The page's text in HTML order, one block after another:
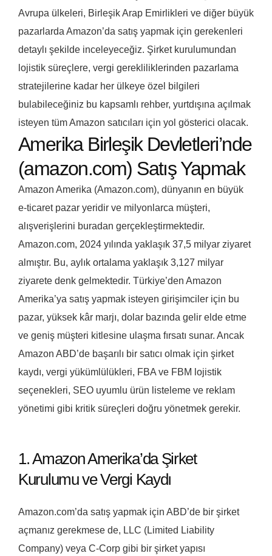
Avrupa ülkeleri, Birleşik Arap Emirlikleri ve diğer büyük
pazarlarda Amazon’da satış yapmak için gerekenleri
detaylı şekilde inceleyeceğiz. Şirket kurulumundan
lojistik süreçlere, vergi gerekliliklerinden pazarlama
stratejilerine kadar her ülkeye özel bilgileri
bulabileceğiniz bu kapsamlı rehber, yurtdışına açılmak
isteyen tüm Amazon satıcıları için yol gösterici olacak.
Amerika Birleşik Devletleri’nde
(amazon.com) Satış Yapmak
Amazon Amerika (Amazon.com), dünyanın en büyük
e-ticaret pazar yeridir ve milyonlarca müşteri,
alışverişlerini buradan gerçekleştirmektedir.
Amazon.com, 2024 yılında yaklaşık 37,5 milyar ziyaret
almıştır. Bu, aylık ortalama yaklaşık 3,127 milyar
ziyarete denk gelmektedir. Türkiye’den Amazon
Amerika’ya satış yapmak isteyen girişimciler için bu
pazar, yüksek kâr marjı, dolar bazında gelir elde etme
ve geniş müşteri kitlesine ulaşma fırsatı sunar. Ancak
Amazon ABD’de başarılı bir satıcı olmak için şirket
kaydı, vergi yükümlülükleri, FBA ve FBM lojistik
seçenekleri, SEO uyumlu ürün listeleme ve reklam
yönetimi gibi kritik süreçleri doğru yönetmek gerekir.
1. Amazon Amerika’da Şirket
Kurulumu ve Vergi Kaydı
Amazon.com’da satış yapmak için ABD’de bir şirket
açmanız gerekmese de, LLC (Limited Liability
Company) veya C-Corp gibi bir şirket yapısı